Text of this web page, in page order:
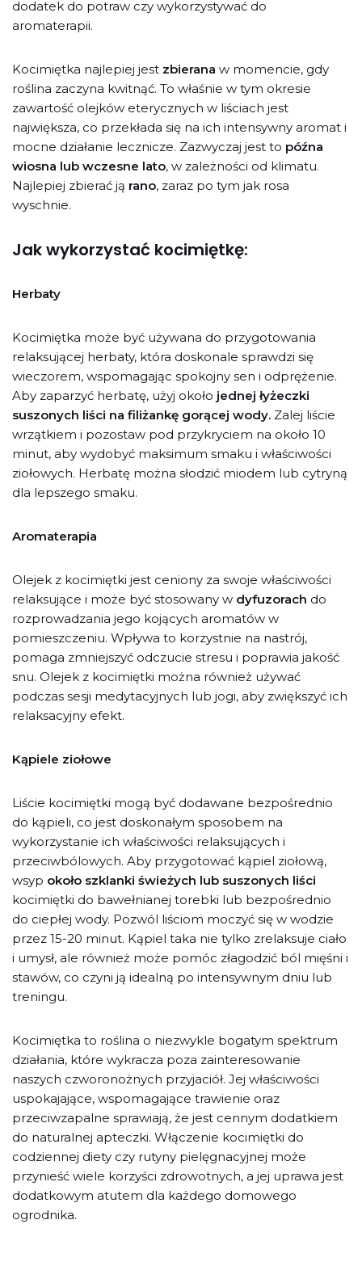
dodatek do potraw czy wykorzystywać do
aromaterapii.
Kocimiętka najlepiej jest zbierana w momencie, gdy
roślina zaczyna kwitnąć. To właśnie w tym okresie
zawartość olejków eterycznych w liściach jest
największa, co przekłada się na ich intensywny aromat i
mocne działanie lecznicze. Zazwyczaj jest to późna
wiosna lub wczesne lato, w zależności od klimatu.
Najlepiej zbierać ją rano, zaraz po tym jak rosa
wyschnie.
Jak wykorzystać kocimiętkę:
Herbaty
Kocimiętka może być używana do przygotowania
relaksującej herbaty, która doskonale sprawdzi się
wieczorem, wspomagając spokojny sen i odprężenie.
Aby zaparzyć herbatę, użyj około jednej łyżeczki
suszonych liści na filiżankę gorącej wody. Zalej liście
wrzątkiem i pozostaw pod przykryciem na około 10
minut, aby wydobyć maksimum smaku i właściwości
ziołowych. Herbatę można słodzić miodem lub cytryną
dla lepszego smaku.
Aromaterapia
Olejek z kocimiętki jest ceniony za swoje właściwości
relaksujące i może być stosowany w dyfuzorach do
rozprowadzania jego kojących aromatów w
pomieszczeniu. Wpływa to korzystnie na nastrój,
pomaga zmniejszyć odczucie stresu i poprawia jakość
snu. Olejek z kocimiętki można również używać
podczas sesji medytacyjnych lub jogi, aby zwiększyć ich
relaksacyjny efekt.
Kąpiele ziołowe
Liście kocimiętki mogą być dodawane bezpośrednio
do kąpieli, co jest doskonałym sposobem na
wykorzystanie ich właściwości relaksujących i
przeciwbólowych. Aby przygotować kąpiel ziołową,
wsyp około szklanki świeżych lub suszonych liści
kocimiętki do bawełnianej torebki lub bezpośrednio
do ciepłej wody. Pozwól liściom moczyć się w wodzie
przez 15-20 minut. Kąpiel taka nie tylko zrelaksuje ciało
i umysł, ale również może pomóc złagodzić ból mięśni i
stawów, co czyni ją idealną po intensywnym dniu lub
treningu.
Kocimiętka to roślina o niezwykle bogatym spektrum
działania, które wykracza poza zainteresowanie
naszych czworonożnych przyjaciół. Jej właściwości
uspokajające, wspomagające trawienie oraz
przeciwzapalne sprawiają, że jest cennym dodatkiem
do naturalnej apteczki. Włączenie kocimiętki do
codziennej diety czy rutyny pielęgnacyjnej może
przynieść wiele korzyści zdrowotnych, a jej uprawa jest
dodatkowym atutem dla każdego domowego
ogrodnika.